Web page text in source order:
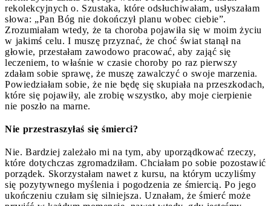
rekolekcyjnych o. Szustaka, które odsłuchiwałam, usłyszałam
słowa: „Pan Bóg nie dokończył planu wobec ciebie”.
Zrozumiałam wtedy, że ta choroba pojawiła się w moim życiu
w jakimś celu. I muszę przyznać, że choć świat stanął na
głowie, przestałam zawodowo pracować, aby zająć się
leczeniem, to właśnie w czasie choroby po raz pierwszy
zdałam sobie sprawę, że muszę zawalczyć o swoje marzenia.
Powiedziałam sobie, że nie będę się skupiała na przeszkodach,
które się pojawiły, ale zrobię wszystko, aby moje cierpienie
nie poszło na marne.
Nie przestraszyłaś się śmierci?
Nie. Bardziej zależało mi na tym, aby uporządkować rzeczy,
które dotychczas zgromadziłam. Chciałam po sobie pozostawić
porządek. Skorzystałam nawet z kursu, na którym uczyliśmy
się pozytywnego myślenia i pogodzenia ze śmiercią. Po jego
ukończeniu czułam się silniejsza. Uznałam, że śmierć może